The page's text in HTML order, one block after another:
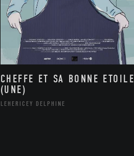
CHEFFE ET SA BONNE ETOILE
(UNE)
LEHERICEY DELPHINE